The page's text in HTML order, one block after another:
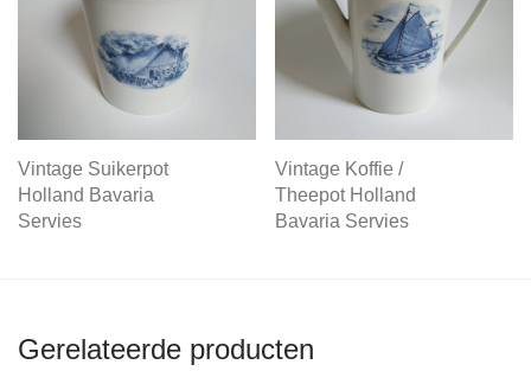
Vintage Suikerpot
Holland Bavaria
Servies
Vintage Koffie /
Theepot Holland
Bavaria Servies
Gerelateerde producten